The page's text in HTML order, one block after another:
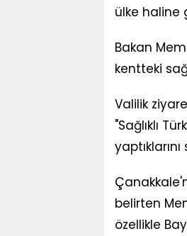
ülke haline
Bakan
kentteki
Valilik
"Sağlıklı
belirten
özellikle